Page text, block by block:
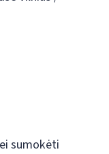
sumokėti